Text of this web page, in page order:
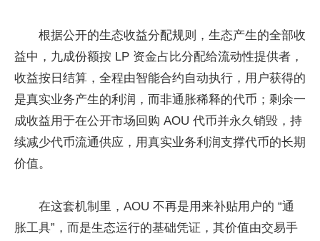
根据公开的生态收益分配规则，生态产生的全部收
益中，九成份额按 LP 资金占比分配给流动性提供者，
收益按日结算，全程由智能合约自动执行，用户获得的
是真实业务产生的利润，而非通胀稀释的代币；剩余一
成收益用于在公开市场回购 AOU 代币并永久销毁，持
续减少代币流通供应，用真实业务利润支撑代币的长期
价值。
在这套机制里，AOU 不再是用来补贴用户的 “通
胀工具”，而是生态运行的基础凭证，其价值由交易手